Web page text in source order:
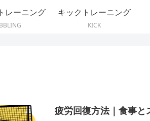
レーニング
キックトレーニング
KICK
疲労回復方法｜食事と